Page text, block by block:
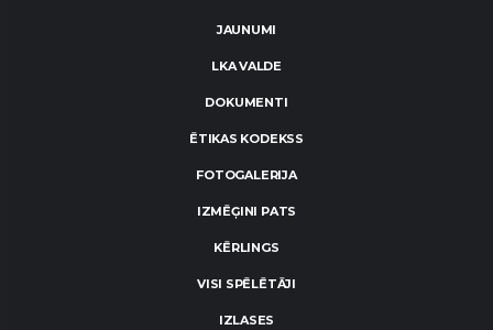
JAUNUMI
LKA VALDE
DOKUMENTI
ĒTIKAS KODEKSS
FOTOGALERIJA
IZMĒĢINI PATS
KĒRLINGS
VISI SPĒLĒTĀJI
IZLASES